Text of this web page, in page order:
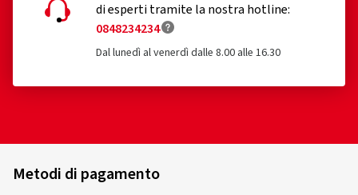
(Tradurre)
di esperti tramite la nostra hotline:
0848234234
Dal lunedì al venerdì dalle 8.00 alle 16.30
Metodi di pagamento